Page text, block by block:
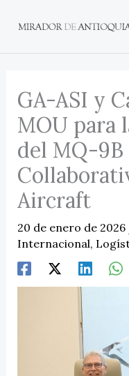
GA-ASI y
MOU para
del MQ-
Aircraft
20 de enero de 2026
Internacional,